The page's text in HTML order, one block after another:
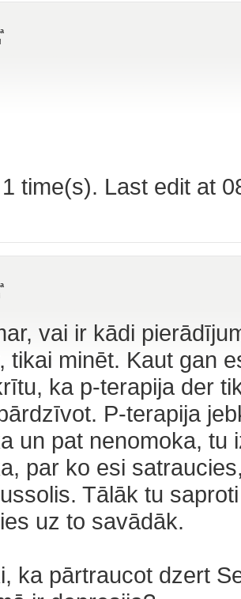
time(s). Last edit at
vai ir kādi
tikai minēt. Kaut gan
ka p-terapija der
P-terapija
un pat nenomoka,
par ko esi
Tālāk tu
uz to savādāk.
ka pārtraucot dzert